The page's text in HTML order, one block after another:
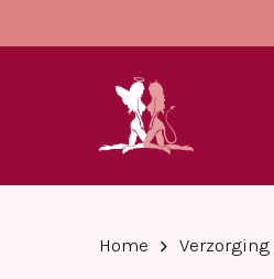
Home Verzorging